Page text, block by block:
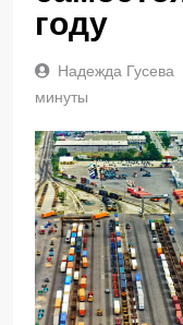
году
Надежда Гусева
минуты